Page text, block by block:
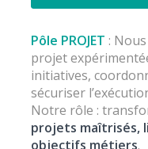
Pôle PROJET :
projet
initiatives,
sécuriser
Notre rôle :
projets maîtrisés,
objectifs métiers.